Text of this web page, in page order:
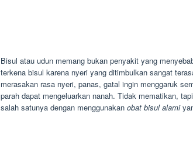
Bisul atau udun memang bukan penyakit yang
terkena bisul karena nyeri yang ditimbulkan sangat
merasakan rasa nyeri, panas, gatal ingin menggaruk
parah dapat mengeluarkan nanah. Tidak mematikan,
salah satunya dengan menggunakan obat bisul alami